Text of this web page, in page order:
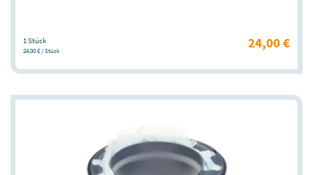
1 Stück
24,00 € / Stück 24,00 €